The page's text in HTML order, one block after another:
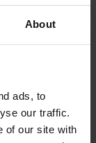
About
ads, to
our traffic.
of our site with